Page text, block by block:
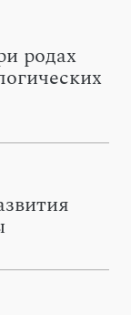
родах